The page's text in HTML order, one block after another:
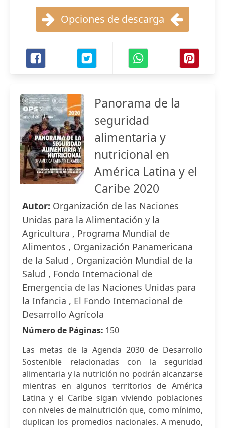
Opciones de descarga
Panorama de la
seguridad
alimentaria y
nutricional en
América Latina y el
Caribe 2020
Autor: Organización de las Naciones
Unidas para la Alimentación y la
Agricultura , Programa Mundial de
Alimentos , Organización Panamericana
de la Salud , Organización Mundial de la
Salud , Fondo Internacional de
Emergencia de las Naciones Unidas para
la Infancia , El Fondo Internacional de
Desarrollo Agrícola
Número de Páginas: 150
Las metas de la Agenda 2030 de Desarrollo
Sostenible relacionadas con la seguridad
alimentaria y la nutrición no podrán alcanzarse
mientras en algunos territorios de América
Latina y el Caribe sigan viviendo poblaciones
con niveles de malnutrición que, como mínimo,
duplican los promedios nacionales. A menudo,